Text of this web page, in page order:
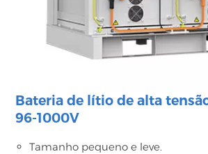
Bateria de lítio de alta
96-1000V
Tamanho pequeno e leve.